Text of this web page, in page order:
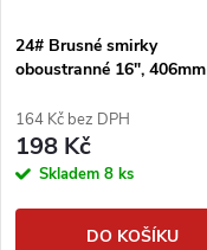
p
r
o
s
p
r
o
24# Brusné smirky
oboustranné 16", 406mm
164 Kč bez DPH
198 Kč
Skladem 8 ks
DO KOŠÍKU